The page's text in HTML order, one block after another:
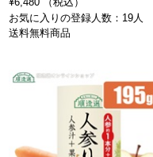
お気に入りの登録人数：19人
送料無料商品